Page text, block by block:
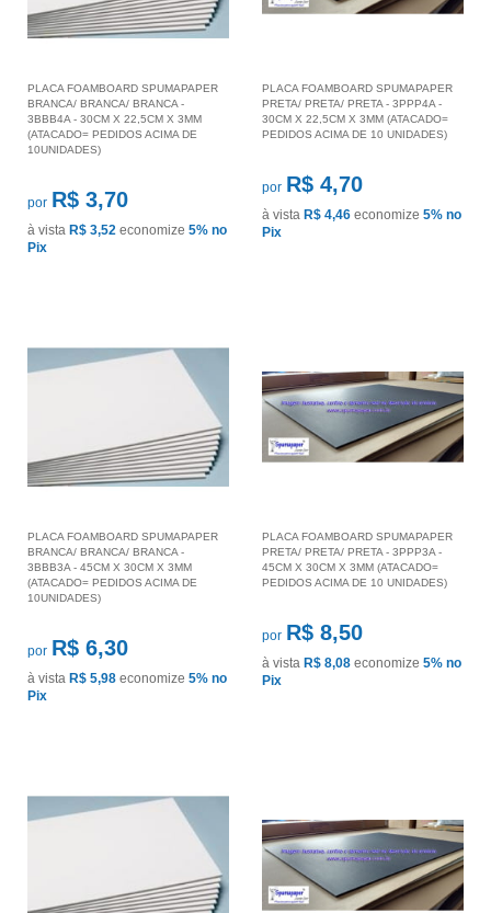
PLACA FOAMBOARD SPUMAPAPER
BRANCA/ BRANCA/ BRANCA -
3BBB4A - 30CM X 22,5CM X 3MM
(ATACADO= PEDIDOS ACIMA DE
10UNIDADES)
por R$ 3,70
à vista R$ 3,52 economize 5% no
Pix
PLACA FOAMBOARD SPUMAPAPER
PRETA/ PRETA/ PRETA - 3PPP4A -
30CM X 22,5CM X 3MM (ATACADO=
PEDIDOS ACIMA DE 10 UNIDADES)
por R$ 4,70
à vista R$ 4,46 economize 5% no
Pix
PLACA FOAMBOARD SPUMAPAPER
BRANCA/ BRANCA/ BRANCA -
3BBB3A - 45CM X 30CM X 3MM
(ATACADO= PEDIDOS ACIMA DE
10UNIDADES)
por R$ 6,30
à vista R$ 5,98 economize 5% no
Pix
PLACA FOAMBOARD SPUMAPAPER
PRETA/ PRETA/ PRETA - 3PPP3A -
45CM X 30CM X 3MM (ATACADO=
PEDIDOS ACIMA DE 10 UNIDADES)
por R$ 8,50
à vista R$ 8,08 economize 5% no
Pix